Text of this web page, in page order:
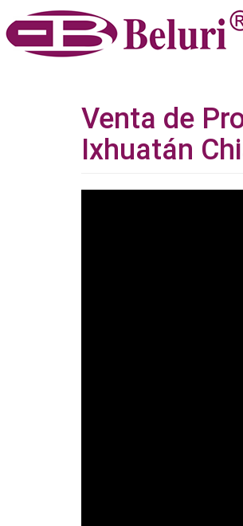
Venta de
Ixhuatán